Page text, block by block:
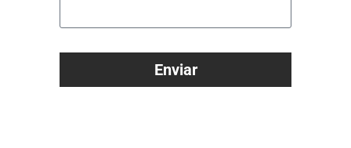
Enviar